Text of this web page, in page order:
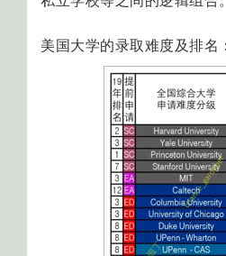
美国大学的录取难度及排名：